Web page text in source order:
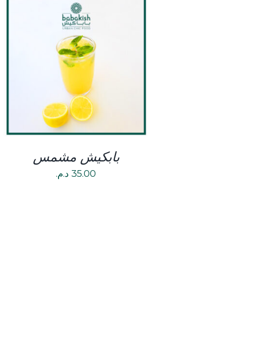
DETAILS
بابكيش مشمس
35.00 د.م.